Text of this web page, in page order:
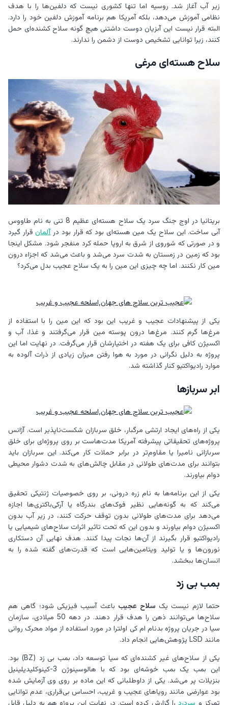
زیر آب آغاز شد. روسیه اما تنها کشوری نیست که دلفین‌ها را با هدف
نظامی آموزش می‌دهد، بلکه آمریکا هم برنامه آموزش دلفین خود را دارد.
البته قرار نیست این آبزیان دوست داشتنی هیچ گونه سلاح کشنده‌ای حمل
کنند، زیرا توانایی تشخیص دوست از دشمن را ندارند.
سلاح هسته‌ای مرغی
بریتانیا در اوج جنگ سرد یک سلاح هسته‌ای عظیم 8 تنی به نام طاووس
آبی ساخت. این سلاح یک مین هسته‌ای بود که قرار بود در آلمان قرار گیرد
و در صورتی که شوروی از شرق به اروپا حمله کرد منفجر شود. مشکل اینجا
بود که زمین در زمستان به شدت سرد می‌شد و باعث می‌شد که اجزاء درون
مین کار نکنند. اما چه چیزی این مین را به یک سلاح عجیب بدل می‌کرد؟
یکی از پیشنهادات عجیب و غریب این بود که این مین را با استفاده از
مرغ‌ها گرم کنند. مرغ‌ها درون پوسته مین قرار می‌گرفتند و غذا، آب و
اکسیژن کافی برای یک هفته در اختیارشان قرار می‌گرفت. در نهایت اما این
پروژه به دلیل نگرانی در مورد به هوا رفتن میزان زیادی از ذرات آلوده به
موارد رادیواکتیو کنار گذاشته شد.
ابر سربازها
یکی از راه‌های ایجاد ارتشی مرگبار، خلق سربازان شکست‌ناپذیر است. آژانس
پروژه‌های تحقیقاتی پیشرفته آمریکا مدت‌هاست بر روی پروژه‌ای برای خلق
سربازانی نامیرا یا مقاوم‌تر در برابر حملات کار می‌کند. این سربازان باید
بتوانند برای مدت‌های طولانی در مقابل چالش‌های به شدت دشوار محیطی
دوام بیاورند.
یکی از این برنامه‌ها به نام زره درونی، بر روی خصوصیات ژنتیکی تحقیق
می‌کند که به گونه‌هایی نظیر فوک‌های بندرگاه یا آرکی‌باکتری‌ها اجازه
می‌دهد برای مدت‌های طولانی بدون توقف حرکت کنند، در زیر آب بدون
اکسیژن دوام بیاورند و بدون این که تحت تاثیر اثرات سلاح‌های شیمیایی یا
رادیواکتیو قرار بگیرند از آن‌ها نجات پیدا کنند. هدف نهایی آن دستکاری
نورون‌ها و یا تولید ویتامین‌هایی است که قدرت‌های گفته شده را به
انسان‌ها ببخشد.
بمب بی زد
حتما لازم نیست یک سلاح عجیب
باعث آسیب فیزیکی شود؛ گاهی هم
سلاح‌ها می‌توانند ذهن را هدف قرار دهند. در دهه 50 میلادی، سازمان
سیا در جریان پروژه بدنام ام کی اولترا در مورد استفاده از مواد محرک روانی
مانند LSD پژوهش‌هایی انجام داد.
یکی از سلاح‌های غیر کشنده‌ای که سیا توسعه داد، بمب بی زد (BZ) بود.
این بمب یک بمب خوشه‌ای بود که با هالوسینوژن 3-کینوکلیدیلینیل
بنزیلات پر می‌شد. یکی از داوطلبانی که این ماده بر روی وی آزمایش شده
بود عوارضی مانند رویاهای عجیب و غریب، احساس بی‌قراری، عدم توانایی
تمرکز و
سردرد را گزارش کرده است. در نهایت این پروژه هم به دلیل قابل